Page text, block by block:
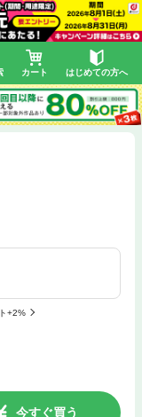
カート はじめての方へ
+2%
今すぐ買う